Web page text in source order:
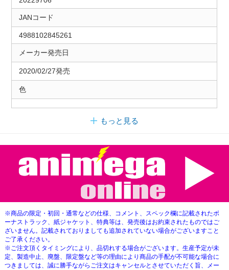
JANコード
4988102845261
メーカー発売日
2020/02/27発売
色
もっと見る
※商品の限定・初回・通常などの仕様、コメント、スペック欄に記載されたボ
ーナストラック、紙ジャケット、特典等は、発売後はお約束されたものではご
ざいません。記載されておりましても追加されていない場合がございますこと
ご了承ください。
※ご注文頂くタイミングにより、品切れする場合がございます。生産予定が未
定、製造中止、廃盤、限定盤など等の理由により商品の手配が不可能な場合に
つきましては、誠に勝手ながらご注文はキャンセルとさせていただく旨、メー